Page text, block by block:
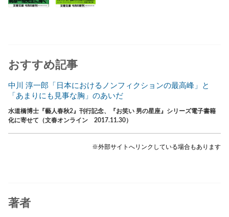
おすすめ記事
中川 淳一郎「日本におけるノンフィクションの最高峰」と
「あまりにも見事な胸」のあいだ
水道橋博士『藝人春秋2』刊行記念、『お笑い 男の星座』シリーズ電子書籍
化に寄せて（文春オンライン 2017.11.30）
※外部サイトへリンクしている場合もあります
著者